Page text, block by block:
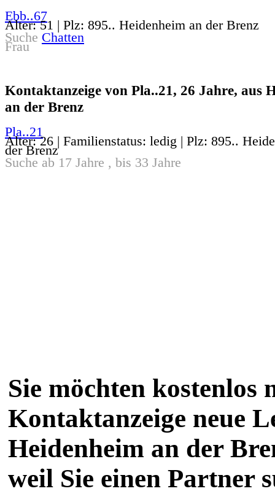
Ebb..67
Alter: 51 | Plz: 895.. Heidenheim an der Brenz
Suche Chatten
Frau
Kontaktanzeige von Pla..21, 26 Jahre, aus
an der Brenz
Pla..21
Alter: 26 | Familienstatus: ledig | Plz: 895..
der Brenz
Suche ab 17 Jahre , bis 33 Jahre
Sie möchten kostenlos
Kontaktanzeige neue
Heidenheim an der
weil Sie einen Partner